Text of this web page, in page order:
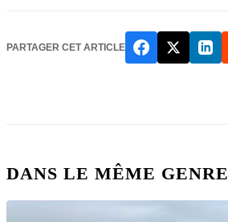
PARTAGER CET ARTICLE
DANS LE MÊME GENRE